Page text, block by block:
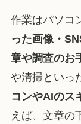
作業はパソコ
った画像・
章や調査のお
や清掃といっ
コンやAIのス
えば、文章の